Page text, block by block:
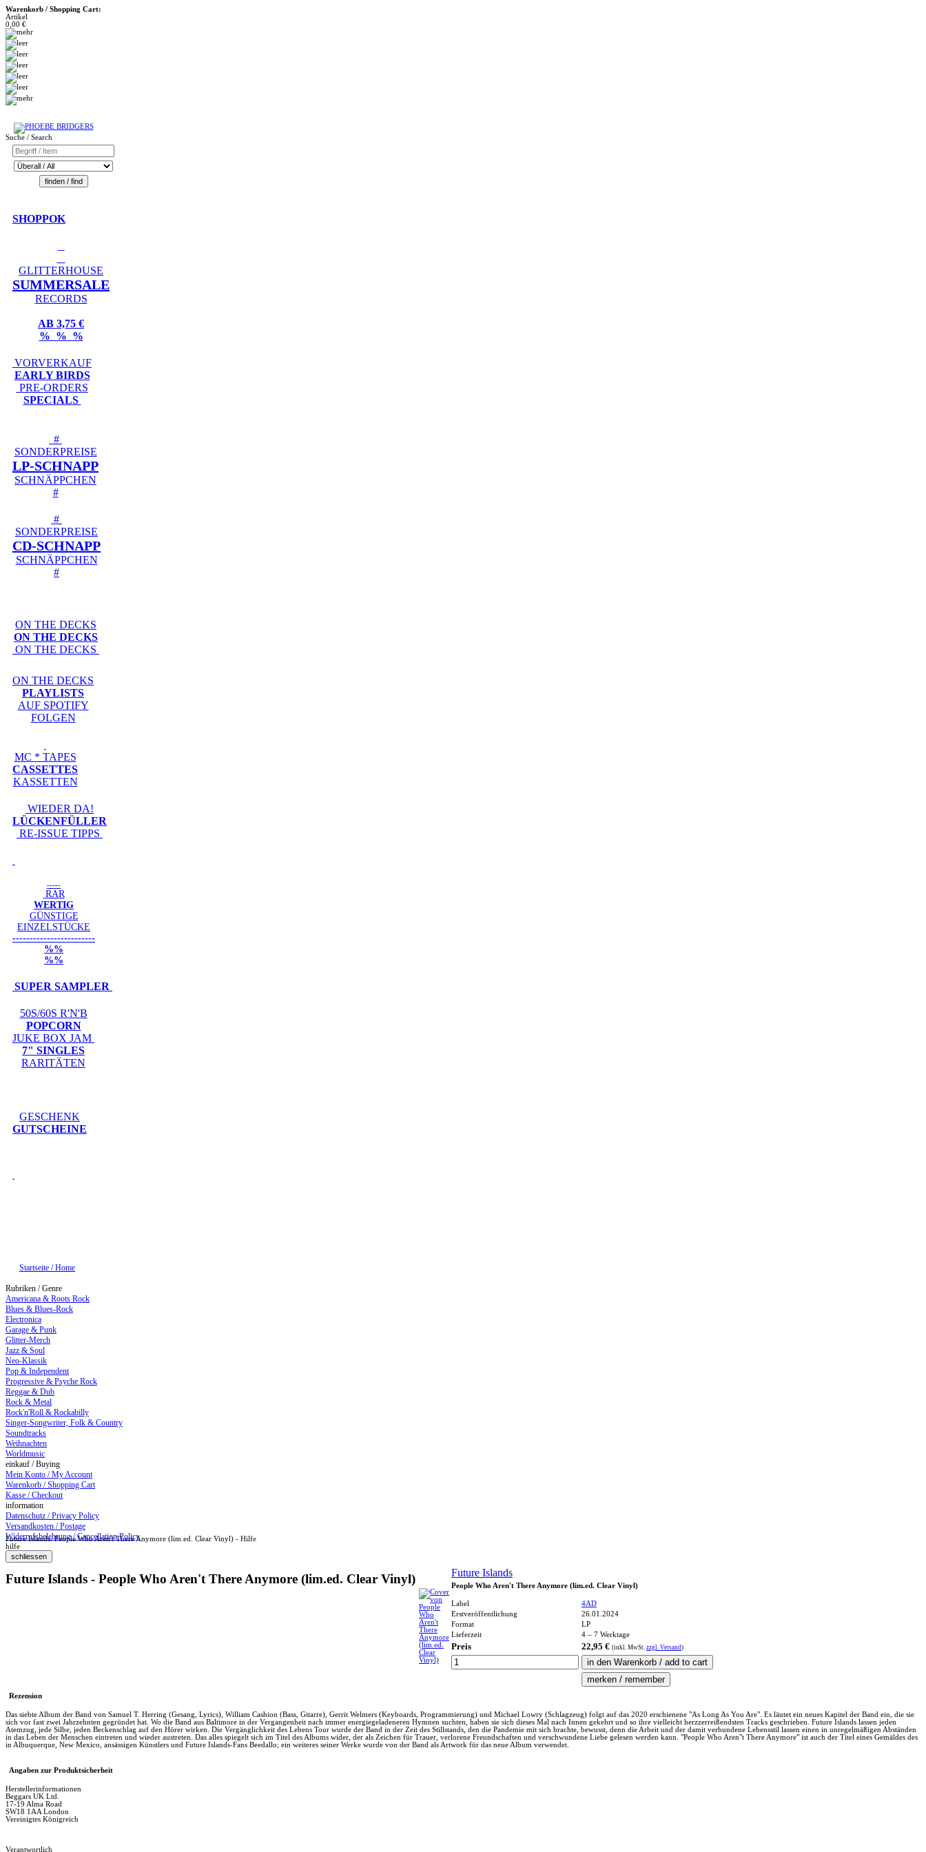
Warenkorb / Shopping Cart:
Artikel
0,00 €
Suche / Search
SHOPPOK
GLITTERHOUSE
SUMMERSALE
RECORDS
AB 3,75 €
% % %
VORVERKAUF
EARLY BIRDS
PRE-ORDERS
SPECIALS
#
SONDERPREISE
LP-SCHNAPP
SCHNÄPPCHEN
#
#
SONDERPREISE
CD-SCHNAPP
SCHNÄPPCHEN
#
ON THE DECKS
ON THE DECKS
ON THE DECKS
ON THE DECKS
PLAYLISTS
AUF SPOTIFY
FOLGEN
MC * TAPES
CASSETTES
KASSETTEN
WIEDER DA!
LÜCKENFÜLLER
RE-ISSUE TIPPS
-----
RAR
WERTIG
GÜNSTIGE
EINZELSTÜCKE
------------------------
%%
%%
SUPER SAMPLER
50S/60S R'N'B
POPCORN
JUKE BOX JAM
7" SINGLES
RARITÄTEN
GESCHENK
GUTSCHEINE
Startseite / Home
Rubriken / Genre
Americana & Roots Rock
Blues & Blues-Rock
Electronica
Garage & Punk
Glitter-Merch
Jazz & Soul
Neo-Klassik
Pop & Independent
Progressive & Psyche Rock
Reggae & Dub
Rock & Metal
Rock'n'Roll & Rockabilly
Singer-Songwriter, Folk & Country
Soundtracks
Weihnachten
Worldmusic
einkauf / Buying
Mein Konto / My Account
Warenkorb / Shopping Cart
Kasse / Checkout
information
Datenschutz / Privacy Policy
Versandkosten / Postage
Widerrufsbelehrung / Cancellation Policy
Future Islands: People Who Aren't There Anymore (lim.ed. Clear Vinyl) - Hilfe
hilfe
Future Islands - People Who Aren't There Anymore (lim.ed. Clear Vinyl) Future Islands
People Who Aren't There Anymore (lim.ed. Clear Vinyl)
Label
4AD
Erstveröffentlichung
26.01.2024
Format
LP
Lieferzeit
4 – 7 Werktage
Preis 22,95 € (inkl. MwSt. zzgl. Versand)
Rezension
Das siebte Album der Band von Samuel T. Herring (Gesang, Lyrics), William Cashion (Bass, Gitarre), Gerrit Welmers (Keyboards, Programmierung) und Michael Lowry (Schlagzeug) folgt auf das 2020 erschienene "As Long As You Are". Es läutet ein neues Kapitel der Band ein, die sie
sich vor fast zwei Jahrzehnten gegründet hat. Wo die Band aus Baltimore in der Vergangenheit nach immer energiegeladeneren Hymnen suchten, haben sie sich dieses Mal nach Innen gekehrt und so ihre vielleicht herzzerreißendsten Tracks geschrieben. Future Islands lassen jeden
Atemzug, jede Silbe, jeden Beckenschlag auf den Hörer wirken. Die Vergänglichkeit des Lebens Tour wurde der Band in der Zeit des Stillstands, den die Pandemie mit sich brachte, bewusst, denn die Arbeit und der damit verbundene Lebensstil lassen einen in unregelmäßigen Abständen
in das Leben der Menschen eintreten und wieder austreten. Das alles spiegelt sich im Titel des Albums wider, der als Zeichen für Trauer, verlorene Freundschaften und verschwundene Liebe gelesen werden kann. "People Who Aren"t There Anymore" ist auch der Titel eines Gemäldes des
in Albuquerque, New Mexico, ansässigen Künstlers und Future Islands-Fans Beedallo; ein weiteres seiner Werke wurde von der Band als Artwork für das neue Album verwendet.
Angaben zur Produktsicherheit
Herstellerinformationen
Beggars UK Ltd.
17-19 Alma Road
SW18 1AA London
Vereinigtes Königreich
Verantwortlich